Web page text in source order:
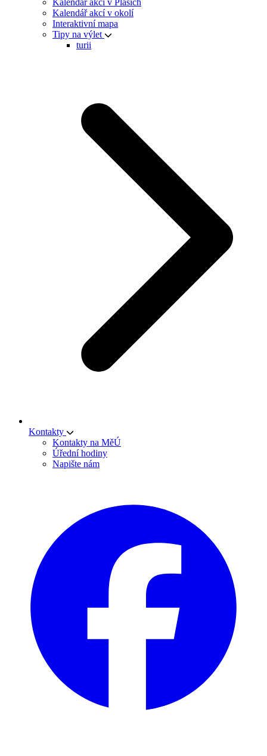
Kalendář akcí v okolí
Interaktivní mapa
Tipy na výlet
turii
Kontakty
Kontakty na MěÚ
Úřední hodiny
Napište nám